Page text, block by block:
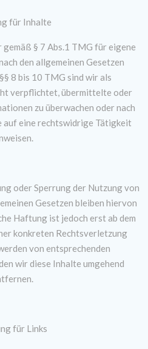
für Inhalte
§ 7 Abs.1 TMG für eigene
den allgemeinen Gesetzen
8 bis 10 TMG sind wir als
verpflichtet, übermittelte oder
zu überwachen oder nach
auf eine rechtswidrige Tätigkeit
oder Sperrung der Nutzung von
Gesetzen bleiben hiervon
Haftung ist jedoch erst ab dem
konkreten Rechtsverletzung
von entsprechenden
wir diese Inhalte umgehend
für Links